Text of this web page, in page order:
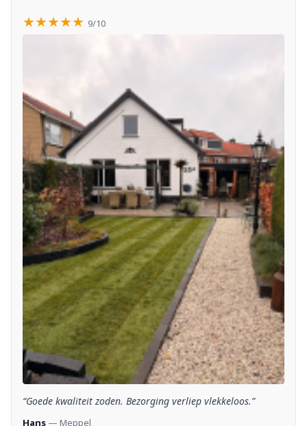
★★★★★ 9/10
“Goede kwaliteit zoden. Bezorging verliep vlekkeloos.”
Hans — Meppel